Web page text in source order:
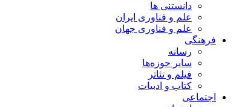
دانستنی ها
علم و فناوری ایران
علم و فناوری جهان
فرهنگی
رسانه
سایر حوزه‌ها
فیلم و تئاتر
کتاب و ادبیات
اجتماعی